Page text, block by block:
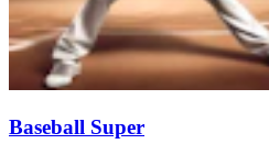
Baseball Super